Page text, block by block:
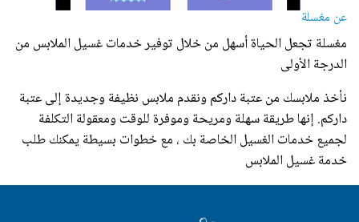
عن مغسلة
مغسلة تجعل الحياة أسهل من خلال توفير خدمات غسيل الملابس من
الدرجة الأولى
نأخذ ملابسك من عتبة داركم ونقدم ملابس نظيفة وجديدة إلى عتبة
داركم. إنها طريقة سهلة ومريحة وموفرة للوقت ومعقولة التكلفة
لجميع خدمات الغسيل الخاصة بك ، مع خطوات بسيطة يمكنك طلب
خدمة غسيل الملابس